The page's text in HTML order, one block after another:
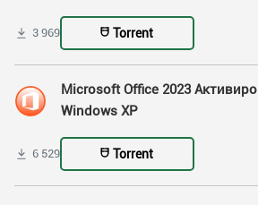
3 969 Torrent
Microsoft Office 2023
Windows XP
6 529 Torrent